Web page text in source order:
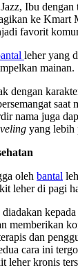
Ibu
ke Kmart
favorit
leher yang
mainan.
dengan
saat
nama juga
yang lebih
oleh bantal
leher di pagi
memberikan
dan
cara ini
leher kronis